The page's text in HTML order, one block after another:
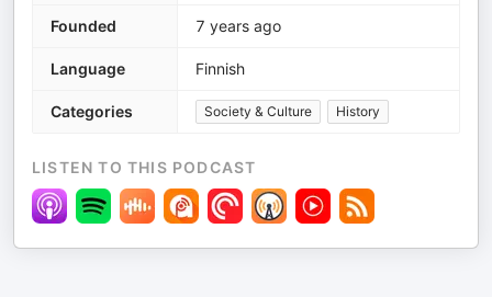
Founded 7 years ago
Language Finnish
Categories Society & Culture History
LISTEN TO THIS PODCAST